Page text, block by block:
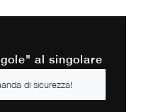
al singolare